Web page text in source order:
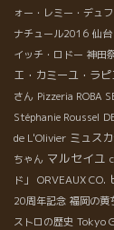
ォー・レミー・デュ
ナチュール2016 仙台
イッチ・ロドー 神田
エ・カミーユ・ラ
さん Pizzeria ROBA
Stéphanie Roussel
de L'Olivier ミュス
ちゃん マルセイユ
ド」
ORVEAUX CO.
20周年記念 福岡の黄
ストロの歴史 Tokyo